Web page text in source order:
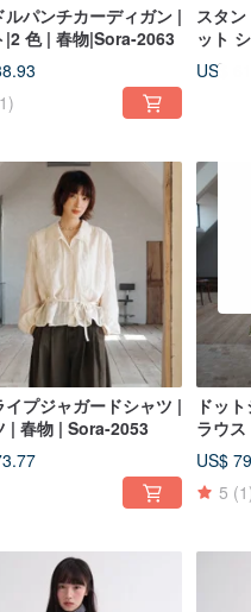
ルパンチカーディガン |
|2 色 | 春物|Sora-2063
スタ
ット
ップ |
物
US$
イプジャガードシャツ |
| 春物 | Sora-2053
ドッ
ラウ
US$
5